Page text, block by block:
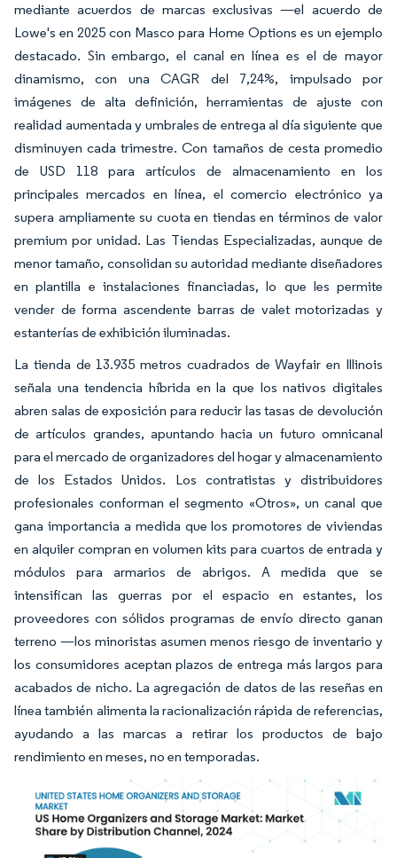
mediante acuerdos de marcas exclusivas —el acuerdo de
Lowe's en 2025 con Masco para Home Options es un ejemplo
destacado. Sin embargo, el canal en línea es el de mayor
dinamismo, con una CAGR del 7,24%, impulsado por
imágenes de alta definición, herramientas de ajuste con
realidad aumentada y umbrales de entrega al día siguiente que
disminuyen cada trimestre. Con tamaños de cesta promedio
de USD 118 para artículos de almacenamiento en los
principales mercados en línea, el comercio electrónico ya
supera ampliamente su cuota en tiendas en términos de valor
premium por unidad. Las Tiendas Especializadas, aunque de
menor tamaño, consolidan su autoridad mediante diseñadores
en plantilla e instalaciones financiadas, lo que les permite
vender de forma ascendente barras de valet motorizadas y
estanterías de exhibición iluminadas.
La tienda de 13.935 metros cuadrados de Wayfair en Illinois
señala una tendencia híbrida en la que los nativos digitales
abren salas de exposición para reducir las tasas de devolución
de artículos grandes, apuntando hacia un futuro omnicanal
para el mercado de organizadores del hogar y almacenamiento
de los Estados Unidos. Los contratistas y distribuidores
profesionales conforman el segmento «Otros», un canal que
gana importancia a medida que los promotores de viviendas
en alquiler compran en volumen kits para cuartos de entrada y
módulos para armarios de abrigos. A medida que se
intensifican las guerras por el espacio en estantes, los
proveedores con sólidos programas de envío directo ganan
terreno —los minoristas asumen menos riesgo de inventario y
los consumidores aceptan plazos de entrega más largos para
acabados de nicho. La agregación de datos de las reseñas en
línea también alimenta la racionalización rápida de referencias,
ayudando a las marcas a retirar los productos de bajo
rendimiento en meses, no en temporadas.